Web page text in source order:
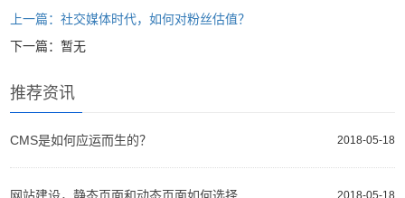
上一篇：社交媒体时代，如何对粉丝估值？
下一篇：暂无
推荐资讯
2018-05-18
CMS是如何应运而生的？
2018-05-18